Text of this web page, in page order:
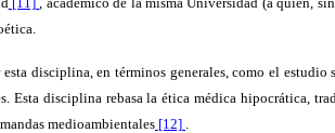
disciplina, en términos generales, como el
disciplina rebasa la ética médica hipocrática,
medioambientales [12] .